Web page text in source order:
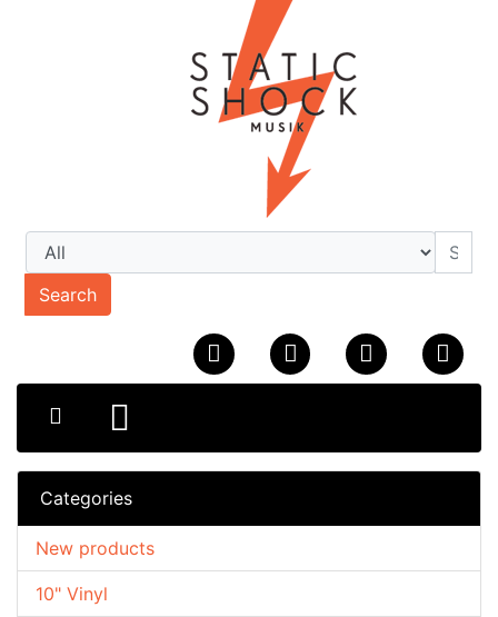
Search
Categories
10" Vinyl
New products